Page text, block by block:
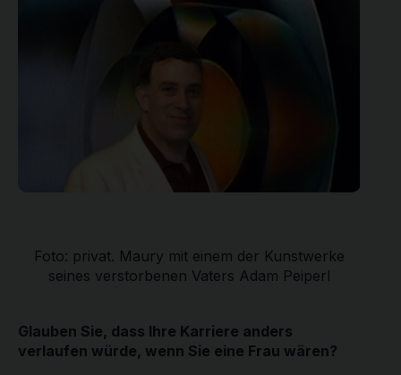
Foto: privat. Maury mit einem der Kunstwerke
seines verstorbenen Vaters Adam Peiperl
Glauben Sie, dass Ihre Karriere anders
verlaufen würde, wenn Sie eine Frau wären?